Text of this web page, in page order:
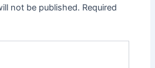
not be published. Required